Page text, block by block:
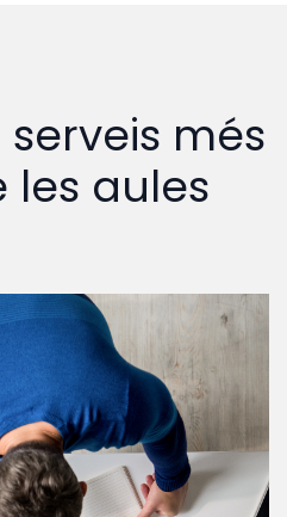
serveis més
les aules